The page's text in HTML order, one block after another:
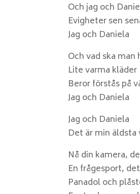
Och jag och
Evigheter sen
Jag och Daniela
Och vad ska man
Lite varma kläder
Beror förstås på
Jag och Daniela
Jag och Daniela
Det är min äldsta
Nå din kamera,
En frågesport,
Panadol och